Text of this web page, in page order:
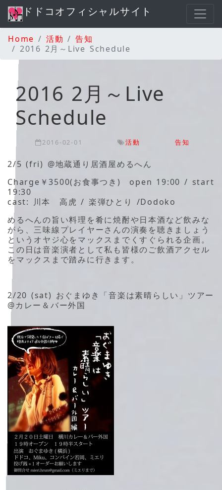
ドドコオフィシャルサイト
Home 活動
告知
2016 2月～Live Schedule
2016 2月～Live
Schedule
2016-02-01 活動 告知
2/5 (fri) @地蔵通り居酒屋めるへん
Charge￥3500(お食事つき) open 19:00 / start
19:30
cast: 川本 高虎 / 楽弾ひとり /Dodoko
めるへんの旨い料理を肴に焼酎や日本酒など飲みな
がら、三味線プレイヤーさんの演奏を聴きましょう
というオヤジ心をマックスまでくすぐられる企画。
この日は音楽演者として私も皆様のご飲酒アクセル
をマックスまで踏みに行きます。
2/20 (sat) おぐまゆき「音楽は素晴らしい」ツアー
@カレー＆バー外国